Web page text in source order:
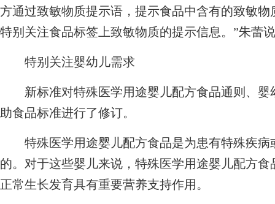
方通过致敏物质提示语，提示食品中含有的致敏
特别关注食品标签上致敏物质的提示信息。”朱蕾
特别关注婴幼儿需求
新标准对特殊医学用途婴儿配方食品通则、婴
助食品标准进行了修订。
特殊医学用途婴儿配方食品是为患有特殊疾病
的。对于这些婴儿来说，特殊医学用途婴儿配方
正常生长发育具有重要营养支持作用。